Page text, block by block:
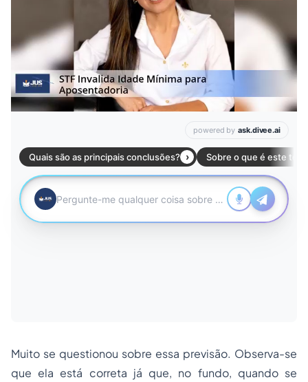
Muito se questionou sobre essa previsão. Observa-se
que ela está correta já que, no fundo, quando se